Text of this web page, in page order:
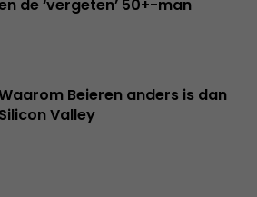
de ‘vergeten’ 50+-man
Beieren anders is dan
Silicon Valley